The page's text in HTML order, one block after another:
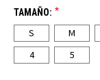
TAMAÑO: *
S M
4
5